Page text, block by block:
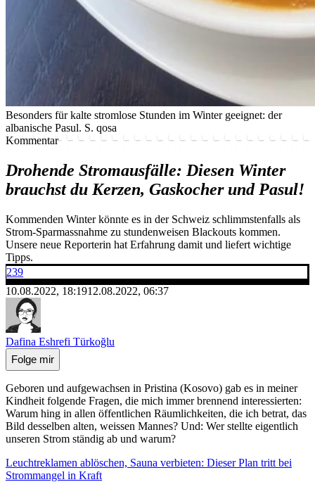
Besonders für kalte stromlose Stunden im Winter geeignet: der
albanische Pasul. S. qosa
Kommentar
Drohende Stromausfälle: Diesen Winter
brauchst du Kerzen, Gaskocher und Pasul!
Kommenden Winter könnte es in der Schweiz schlimmstenfalls als
Strom-Sparmassnahme zu stundenweisen Blackouts kommen.
Unsere neue Reporterin hat Erfahrung damit und liefert wichtige
Tipps.
239
10.08.2022, 18:1912.08.2022, 06:37
Dafina Eshrefi Türkoğlu
Folge mir
Geboren und aufgewachsen in Pristina (Kosovo) gab es in meiner
Kindheit folgende Fragen, die mich immer brennend interessierten:
Warum hing in allen öffentlichen Räumlichkeiten, die ich betrat, das
Bild desselben alten, weissen Mannes? Und: Wer stellte eigentlich
unseren Strom ständig ab und warum?
Leuchtreklamen ablöschen, Sauna verbieten: Dieser Plan tritt bei
Strommangel in Kraft